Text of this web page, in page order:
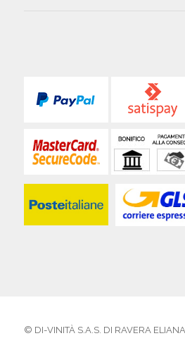
© DI-VINITÀ S.A.S. DI RAVERA